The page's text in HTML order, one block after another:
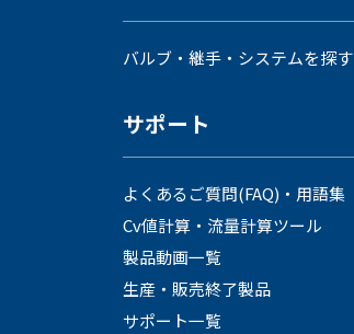
バルブ・継手・システムを探す
サポート
よくあるご質問(FAQ)・用語集
Cv値計算・流量計算ツール
製品動画一覧
生産・販売終了製品
サポート一覧